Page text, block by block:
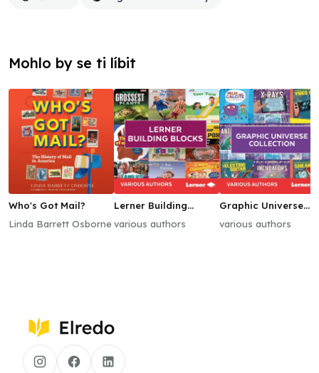
Mohlo by se ti líbit
Who's Got Mail?
Linda Barrett Osborne
Lerner Building
various authors
Graphic Universe
various authors